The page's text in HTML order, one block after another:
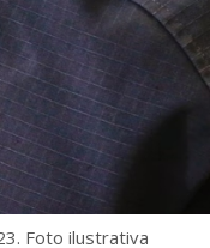
Foto ilustrativa